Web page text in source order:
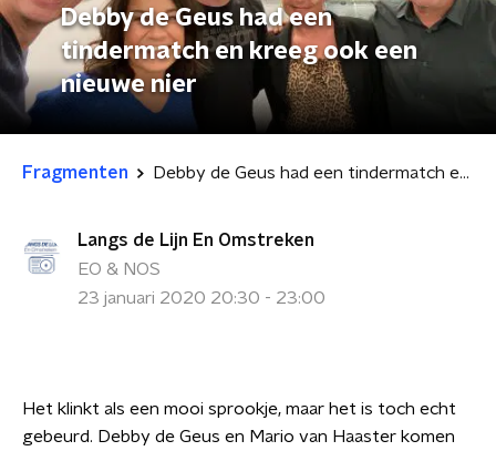
Debby de Geus had een
tindermatch en kreeg ook een
nieuwe nier
Fragmenten Debby de Geus had een tindermatch en kreeg ook een nieuwe nier
Langs de Lijn En Omstreken
EO & NOS
23 januari 2020 20:30 - 23:00
Het klinkt als een mooi sprookje, maar het is toch echt
gebeurd. Debby de Geus en Mario van Haaster komen